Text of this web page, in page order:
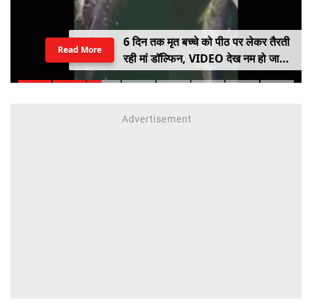
6 दिन तक मृत बच्चे को पीठ पर लेकर तैरती
रही मां डॉल्फिन, VIDEO देख नम हो जाएंगी
आंखें
Read More